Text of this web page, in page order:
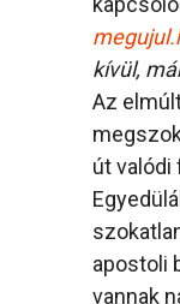
kívül,
Az
út valódi
apostoli
vannak